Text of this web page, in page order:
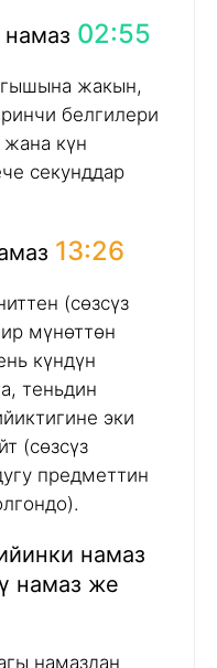
02:55
жакын,
белгилери
жана күн
секунддар
13:26
(сөзсүз
мүнөттөн
күндүн
теньдин
эки
(сөзсүз
предметтин
намаз
намаз же
намаздан